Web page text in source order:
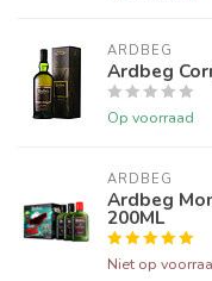
ARDBEG
Ardbeg
Op voorraad
ARDBEG
Ardbeg
200ML
Niet op